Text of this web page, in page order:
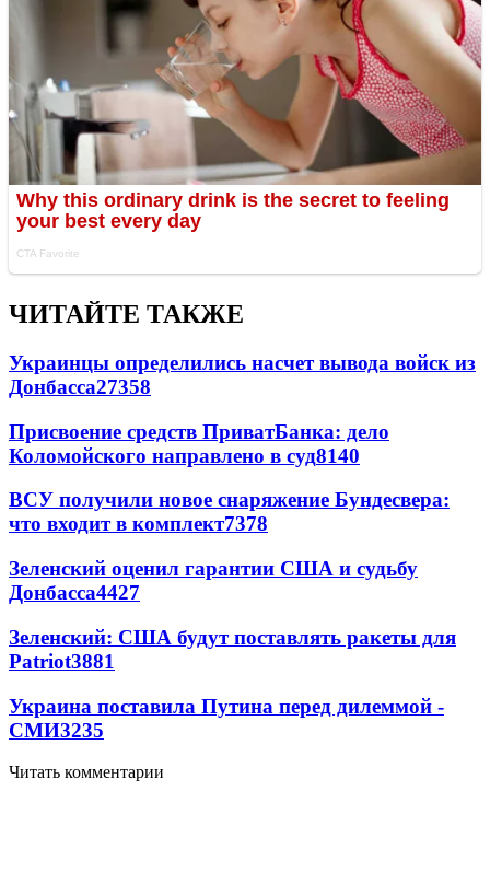
ЧИТАЙТЕ ТАКЖЕ
Украинцы определились насчет вывода войск из
Донбасса27358
Присвоение средств ПриватБанка: дело
Коломойского направлено в суд8140
ВСУ получили новое снаряжение Бундесвера:
что входит в комплект7378
Зеленский оценил гарантии США и судьбу
Донбасса4427
Зеленский: США будут поставлять ракеты для
Patriot3881
Украина поставила Путина перед дилеммой -
СМИ3235
Читать комментарии